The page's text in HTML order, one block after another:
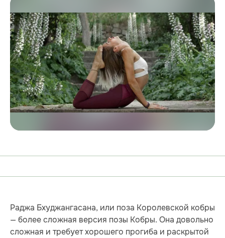
Раджа Бхуджангасана, или поза Королевской кобры
— более сложная версия позы Кобры. Она довольно
сложная и требует хорошего прогиба и раскрытой